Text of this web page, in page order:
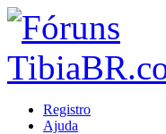
Registro
Ajuda